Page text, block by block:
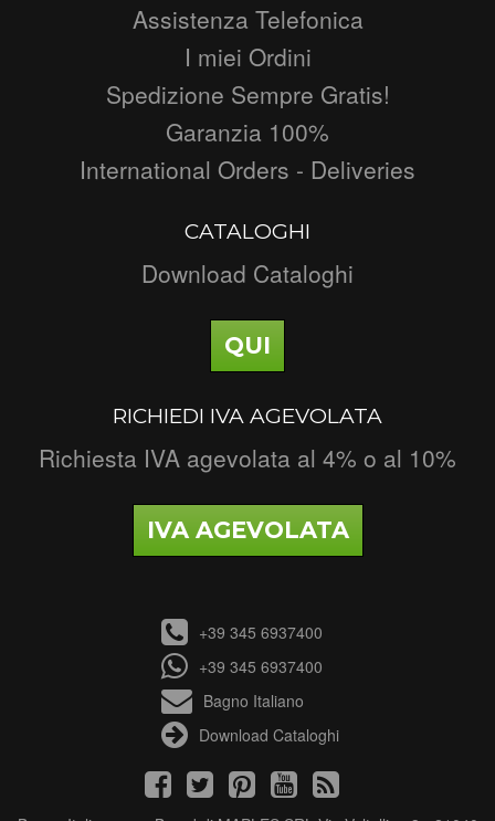
Assistenza Telefonica
I miei Ordini
Spedizione Sempre Gratis!
Garanzia 100%
International Orders - Deliveries
CATALOGHI
Download Cataloghi
QUI
RICHIEDI IVA AGEVOLATA
Richiesta IVA agevolata al 4% o al 10%
IVA AGEVOLATA
+39 345 6937400
+39 345 6937400
Bagno Italiano
Download Cataloghi